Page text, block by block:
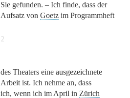
Sie gefunden. – Ich finde, dass der
Aufsatz von Goetz im Programmheft
2
des Theaters eine ausgezeichnete
Arbeit ist. Ich nehme an, dass
ich, wenn ich im April in Zürich